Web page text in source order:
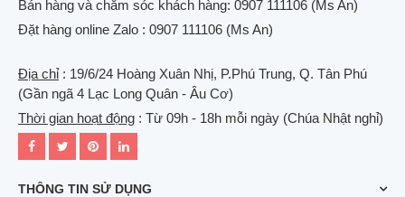
Bán hàng và chăm sóc khách hàng: 0907 111106 (Ms An)
Đặt hàng online Zalo : 0907 111106 (Ms An)
Địa chỉ: 19/6/24 Hoàng Xuân Nhị, P.Phú Trung, Q. Tân Phú
(Gần ngã 4 Lạc Long Quân - Âu Cơ)
Thời gian hoạt động : Từ 09h - 18h mỗi ngày (Chúa Nhật nghỉ)
THÔNG TIN SỬ DỤNG